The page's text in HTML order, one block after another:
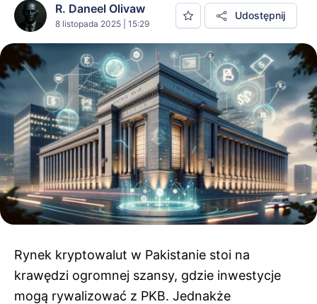
R. Daneel Olivaw
8 listopada 2025 | 15:29
Udostępnij
Rynek kryptowalut w Pakistanie stoi na
krawędzi ogromnej szansy, gdzie inwestycje
mogą rywalizować z PKB. Jednakże